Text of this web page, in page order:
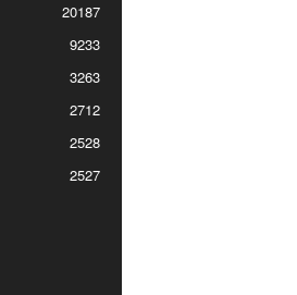
20187
9233
3263
2712
2528
2527